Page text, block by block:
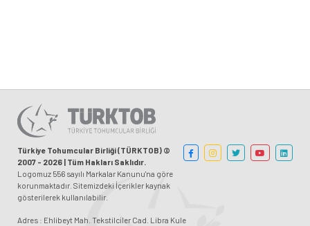
Türkiye Tohumcular Birliği (TÜRKTOB) ©
2007 - 2026 | Tüm Hakları Saklıdır.
Logomuz 556 sayılı Markalar Kanunu'na göre
korunmaktadır. Sitemizdeki İçerikler kaynak
gösterilerek kullanılabilir.
Adres : Ehlibeyt Mah. Tekstilciler Cad. Libra Kule